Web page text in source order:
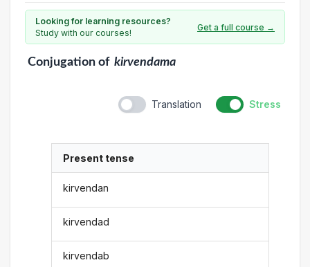
Looking for learning resources?
Study with our courses!
Get a full course →
Conjugationof kirvendama
Translation Stress
Present tense
kirvendan
kirvendad
kirvendab